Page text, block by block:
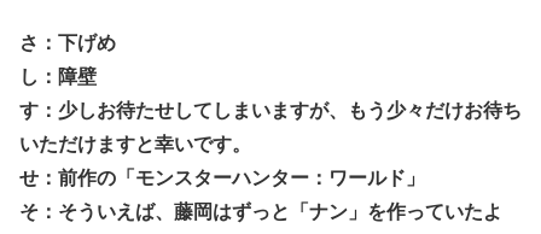
さ：下げめ
し：障壁
す：少しお待たせしてしまいますが、もう少々だけお待ち
いただけますと幸いです。
せ：前作の「モンスターハンター：ワールド」
そ：そういえば、藤岡はずっと「ナン」を作っていたよ